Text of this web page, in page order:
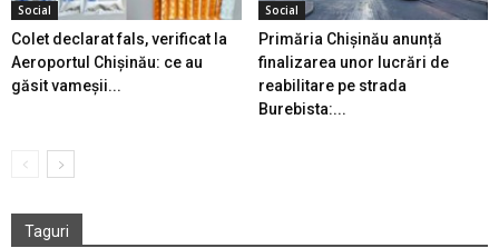
Social
Colet declarat fals, verificat la
Aeroportul Chișinău: ce au
găsit vameșii...
Social
Primăria Chișinău anunță
finalizarea unor lucrări de
reabilitare pe strada
Burebista:...
Taguri